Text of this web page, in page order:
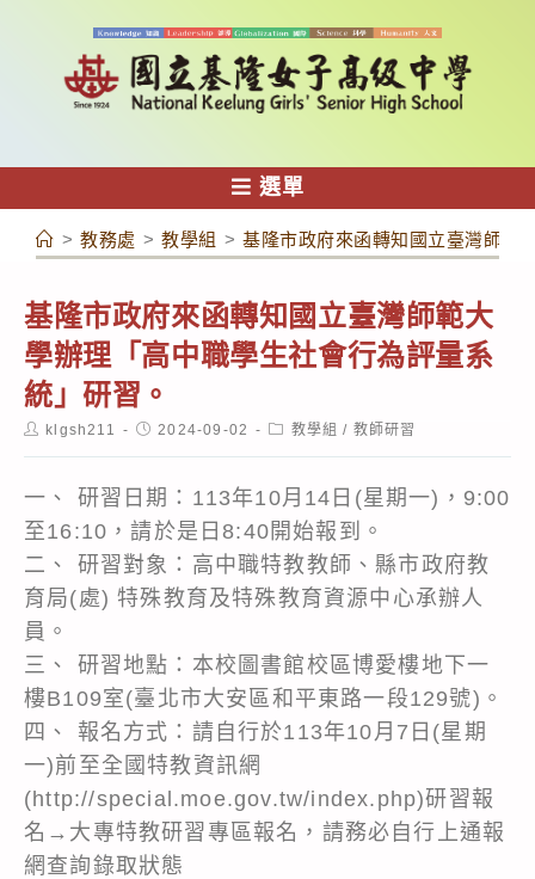
容
選單
> 教務處 > 教學組 > 基隆市政府來函轉知國立臺灣師範
基隆市政府來函轉知國立臺灣師範大
學辦理「高中職學生社會行為評量系
統」研習。
Postklgsh211
Post2024-09-02
Post教學組 / 教師研習
一、 研習日期：113年10月14日(星期一)，9:00
至16:10，請於是日8:40開始報到。
二、 研習對象：高中職特教教師、縣市政府教
育局(處) 特殊教育及特殊教育資源中心承辦人
員。
三、 研習地點：本校圖書館校區博愛樓地下一
樓B109室(臺北市大安區和平東路一段129號)。
四、 報名方式：請自行於113年10月7日(星期
一)前至全國特教資訊網
(http://special.moe.gov.tw/index.php)研習報
名→大專特教研習專區報名，請務必自行上通報
網查詢錄取狀態